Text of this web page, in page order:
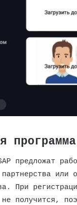
программа
предложат
или
При
получится,